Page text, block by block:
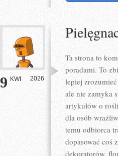
9 KWI 2026
Ta strona to
poradami. To
lepiej
ale nie zamyka
artykułów o
dla osób
temu odbiorca
dopasować coś
dekoratorów,